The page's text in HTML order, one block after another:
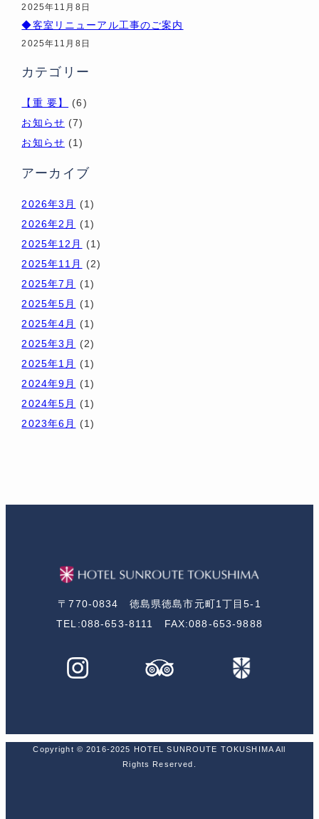
2025年11月8日
◆客室リニューアル工事のご案内
2025年11月8日
カテゴリー
【重 要】
(6)
お知らせ (7)
お知らせ (1)
アーカイブ
2026年3月
(1)
2026年2月
(1)
2025年12月
(1)
2025年11月
(2)
2025年7月
(1)
2025年5月
(1)
2025年4月
(1)
2025年3月
(2)
2025年1月
(1)
2024年9月
(1)
2024年5月
(1)
2023年6月
(1)
〒770-0834 徳島県徳島市元町1丁目5-1
TEL:088-653-8111 FAX:088-653-9888
Copyright © 2016-2025 HOTEL SUNROUTE TOKUSHIMA All
Rights Reserved.